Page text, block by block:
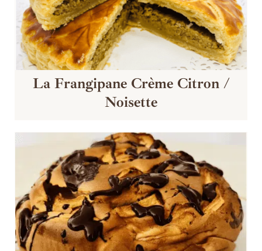
La Frangipane Crème Citron /
Noisette